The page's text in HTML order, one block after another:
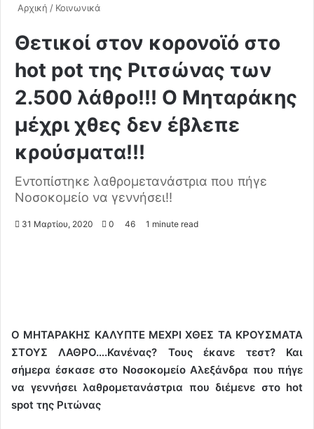
Αρχική / Κοινωνικά
Θετικοί στον κορονοϊό στο
hot pot της Ριτσώνας των
2.500 λάθρο!!! Ο Μηταράκης
μέχρι χθες δεν έβλεπε
κρούσματα!!!
Εντοπίστηκε λαθρομετανάστρια που πήγε
Νοσοκομείο να γεννήσει!!
31 Μαρτίου, 2020 0 46 1 minute read
Ο ΜΗΤΑΡΑΚΗΣ ΚΑΛΥΠΤΕ ΜΕΧΡΙ ΧΘΕΣ ΤΑ ΚΡΟΥΣΜΑΤΑ
ΣΤΟΥΣ ΛΑΘΡΟ….Κανένας? Τους έκανε τεστ? Και
σήμερα έσκασε στο Νοσοκομείο Αλεξάνδρα που πήγε
να γεννήσει λαθρομετανάστρια που διέμενε στο hot
spot της Ριτώνας